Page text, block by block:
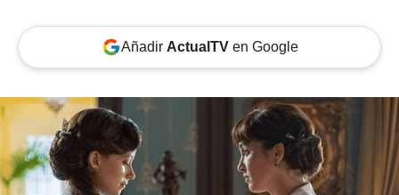
Añadir ActualTVen Google